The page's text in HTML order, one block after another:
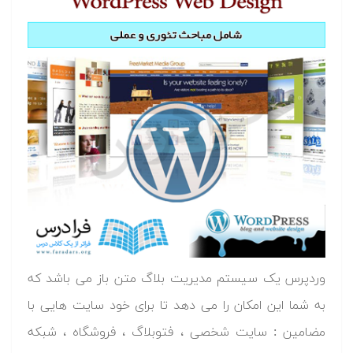
وردپرس یک سیستم مدیریت بلاگ متن باز می باشد که
به شما این امکان را می دهد تا برای خود سایت هایی با
مضامین : سایت شخصی ، فتوبلاگ ، فروشگاه ، شبکه